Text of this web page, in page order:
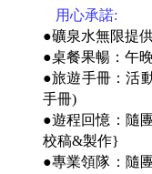
用心承諾:
●礦泉水無限提
●桌餐果暢：午
●旅遊手冊：活
手冊)
●遊程回憶：隨
校稿&製作}
●專業領隊：隨